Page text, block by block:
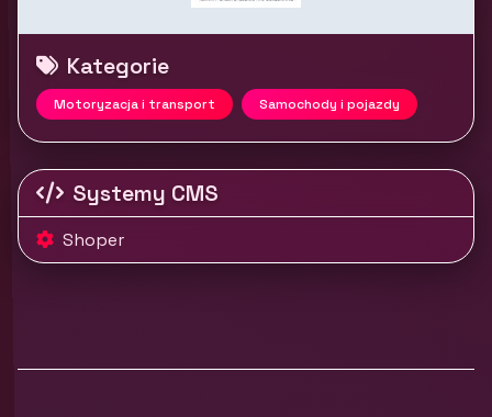
Kategorie
Motoryzacja i transport Samochody i pojazdy
Systemy CMS
Shoper